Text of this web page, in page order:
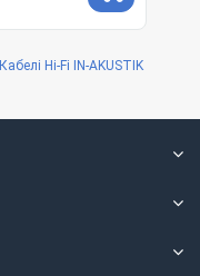
Кабелі Hi-Fi IN-AKUSTIK